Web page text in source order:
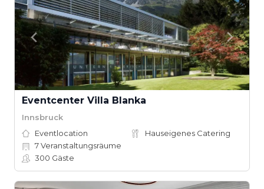
Eventcenter Villa Blanka
Innsbruck
Eventlocation
Hauseigenes Catering
7Veranstaltungsräume
300 Gäste